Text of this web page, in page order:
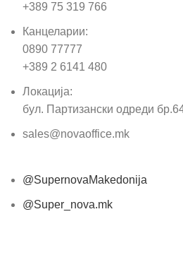
+389 75 319 766
Канцеларии:
0890 77777
+389 2 6141 480
Локација:
бул. Партизански одреди
sales@novaoffice.mk
@SupernovaMakedonija
@Super_nova.mk